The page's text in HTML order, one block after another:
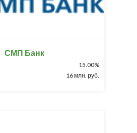
СМП Банк
15.00%
16 млн. руб.